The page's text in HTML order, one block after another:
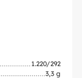
1.220/292
3,3 g